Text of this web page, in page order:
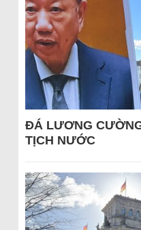
ĐÁ LƯƠNG
TỊCH NƯỚC